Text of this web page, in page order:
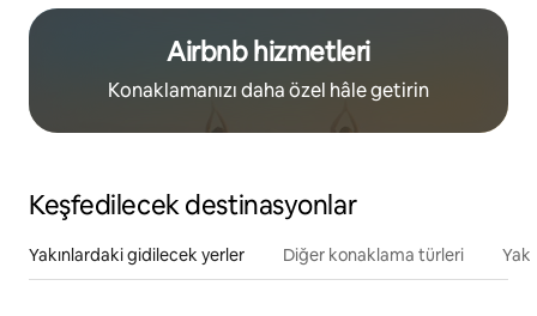
Airbnb hizmetleri
Konaklamanızı daha özel hâle getirin
Keşfedilecek destinasyonlar
Yakınlardaki gidilecek yerler Diğer konaklama türleri